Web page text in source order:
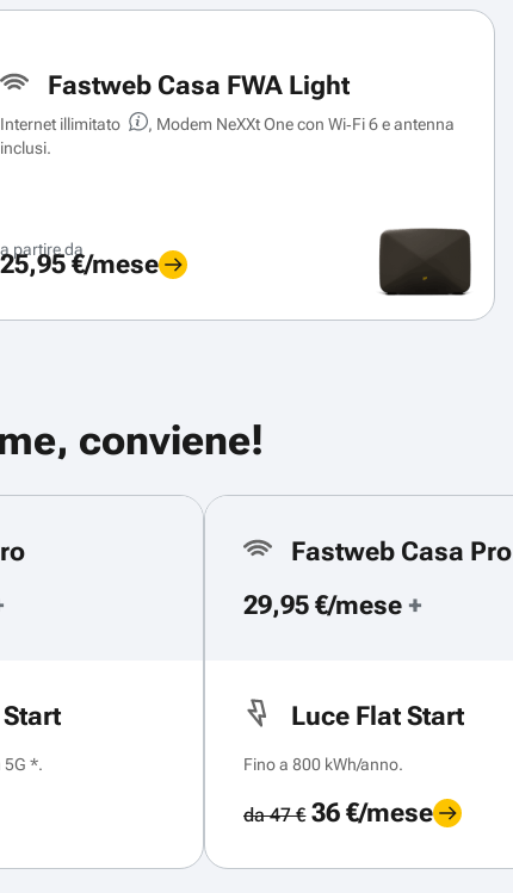
Fastweb Casa FWA Light
Internet illimitato
, Modem NeXXt One con Wi‑Fi 6 e antenna
inclusi.
a partire da
25,95 €/mese
conviene!
5G *.
Fastweb Casa Pro
29,95 €/mese +
Luce Flat Start
Fino a 800 kWh/anno.
da 47 €36 €/mese